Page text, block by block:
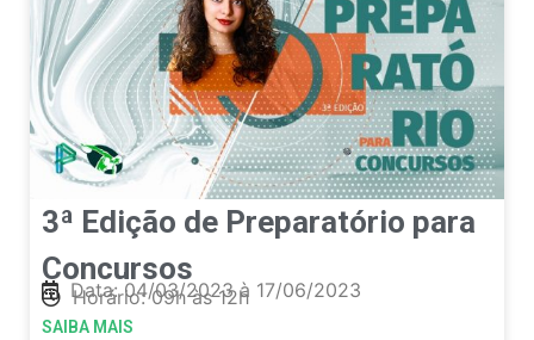
3ª Edição de Preparatório para
Concursos
Data: 04/03/2023 à 17/06/2023
Horário: 09h às 12h
SAIBA MAIS